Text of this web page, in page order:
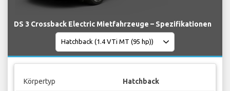
DS 3 Crossback Electric Mietfahrzeuge – Spezifikationen
Körpertyp Hatchback